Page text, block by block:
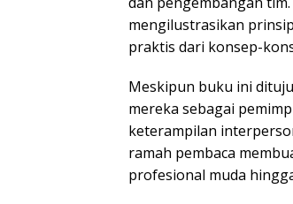
mengilustrasikan
praktis dari konsep-
Meskipun buku ini
mereka sebagai
keterampilan
ramah pembaca
profesional muda